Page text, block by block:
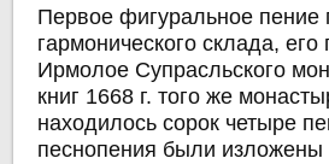
Первое фигуральное
гармонического склада,
Ирмолое Супрасльского
книг 1668 г. того же
находилось сорок четыре
песнопения были изложены